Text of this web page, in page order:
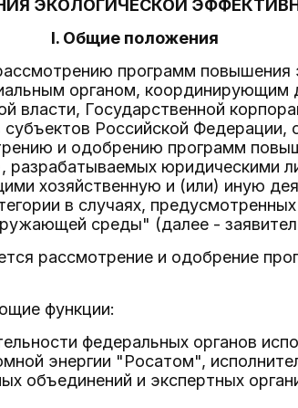
ЭКОЛОГИЧЕСКОЙ
I. Общие положения
программ повышения
органом, координирующим
власти, Государственной
Российской Федерации,
и одобрению программ
разрабатываемых юридическими
хозяйственную и (или) иную
в случаях, предусмотренных
среды" (далее -
рассмотрение и одобрение
функции:
федеральных органов
энергии "Росатом",
объединений и экспертных